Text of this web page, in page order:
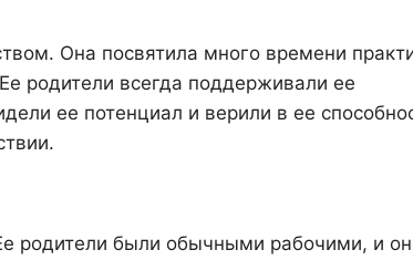
Она посвятила много времени
родители всегда поддерживали ее
ее потенциал и верили в ее
родители были обычными рабочими, и